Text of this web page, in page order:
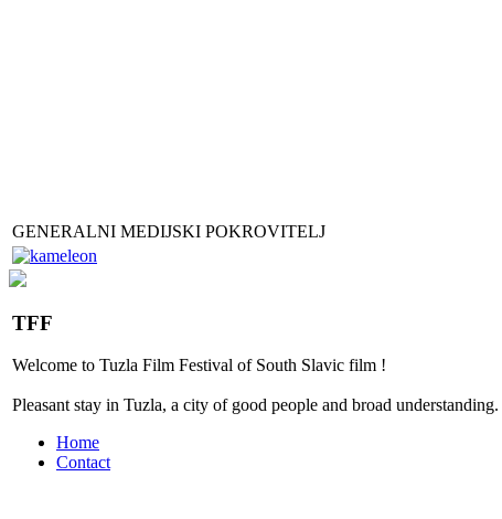
GENERALNI MEDIJSKI POKROVITELJ
TFF
Welcome to Tuzla Film Festival of South Slavic film !
Pleasant stay in Tuzla, a city of good people and broad understanding.
Home
Contact